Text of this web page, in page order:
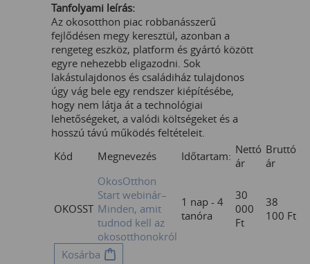
Tanfolyami leírás:
Az okosotthon piac robbanásszerű
fejlődésen megy keresztül, azonban a
rengeteg eszköz, platform és gyártó között
egyre nehezebb eligazodni. Sok
lakástulajdonos és családiház tulajdonos
úgy vág bele egy rendszer kiépítésébe,
hogy nem látja át a technológiai
lehetőségeket, a valódi költségeket és a
hosszú távú működés feltételeit.
Kód
Megnevezés Időtartam: Nettó
ár
Bruttó
ár
OKOSST
OkosOtthon
Start webinár–
Minden, amit
tudnod kell az
okosotthonokról
1 nap - 4
tanóra
30
000
Ft
38
100 Ft
Kosárba